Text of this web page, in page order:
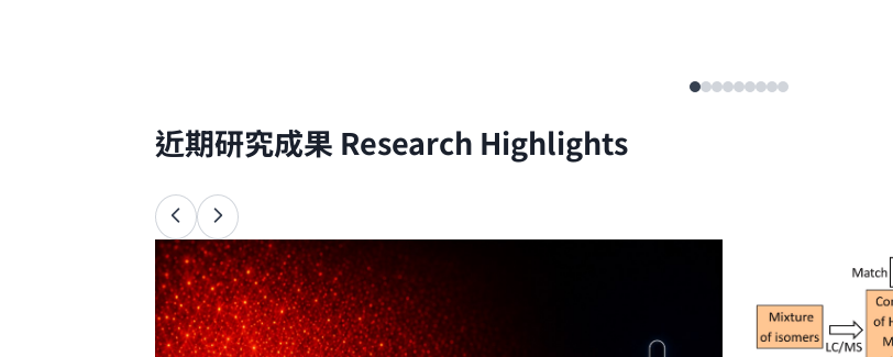
近期研究成果 Research Highlights